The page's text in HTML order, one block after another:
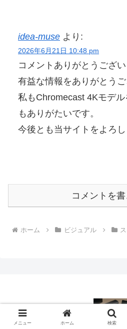
idea-muse より:
2026年6月21日 10:48 pm
コメントありがとうござい
有益な情報をありがとうご
私もChromecast 4Kモデ
もありがたいです。
今後とも当サイトをよろ
コメントを
ホーム ビジュアル
メニュー ホーム 検索